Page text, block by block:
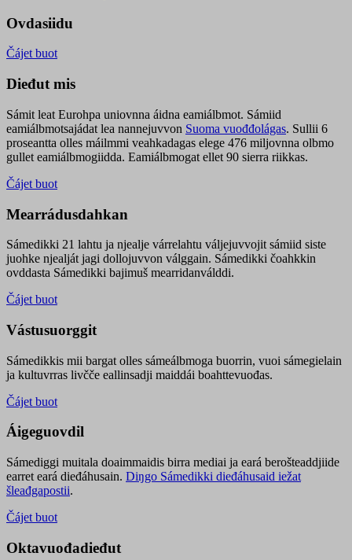
Ovdasiidu
Čájet buot
Dieđut mis
Sámit leat Eurohpa uniovnna áidna eamiálbmot. Sámiid
eamiálbmotsajádat lea nannejuvvon Suoma vuođđolágas. Sullii 6
proseantta olles máilmmi veahkadagas elege 476 miljovnna olbmo
gullet eamiálbmogiidda. Eamiálbmogat ellet 90 sierra riikkas.
Čájet buot
Mearrádusdahkan
Sámedikki 21 lahtu ja njealje várrelahtu váljejuvvojit sámiid siste
juohke njealját jagi dollojuvvon válggain. Sámedikki čoahkkin
ovddasta Sámedikki bajimuš mearridanválddi.
Čájet buot
Vástusuorggit
Sámedikkis mii bargat olles sámeálbmoga buorrin, vuoi sámegielain
ja kultuvrras livčče eallinsadji maiddái boahttevuođas.
Čájet buot
Áigeguovdil
Sámediggi muitala doaimmaidis birra mediai ja eará berošteaddjiide
earret eará dieđáhusain. Diŋgo Sámedikki dieđáhusaid iežat
šleađgapostii.
Čájet buot
Oktavuođadieđut